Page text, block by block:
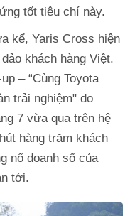
tốt tiêu chí này.
kể, Yaris Cross hiện
khách hàng Việt.
– “Cùng Toyota
trải nghiệm" do
7 vừa qua trên hệ
hàng trăm khách
nổ doanh số của
tới.